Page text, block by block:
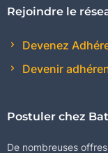
Rejoindre le
Devenez
Devenir
Postuler chez
De nombreuses